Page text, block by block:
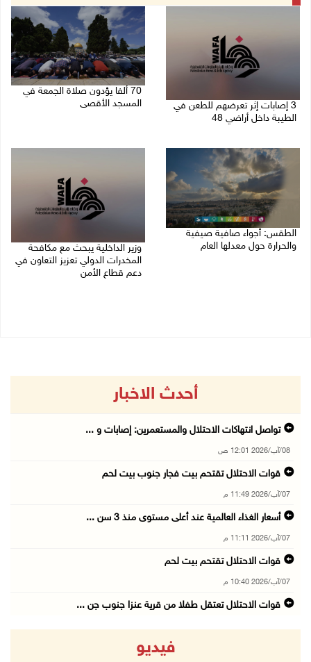
3 إصابات إثر تعرضهم للطعن في
الطيبة داخل أراضي 48
70 ألفا يؤدون صلاة الجمعة في
المسجد الأقصى
الطقس: أجواء صافية صيفية
والحرارة حول معدلها العام
وزير الداخلية يبحث مع مكافحة
المخدرات الدولي تعزيز التعاون في
دعم قطاع الأمن
أحدث الاخبار
تواصل انتهاكات الاحتلال والمستعمرين: إصابات و ...
08/آب/2026 12:01 ص
قوات الاحتلال تقتحم بيت فجار جنوب بيت لحم
07/آب/2026 11:49 م
أسعار الغذاء العالمية عند أعلى مستوى منذ 3 سن ...
07/آب/2026 11:11 م
قوات الاحتلال تقتحم بيت لحم
07/آب/2026 10:40 م
قوات الاحتلال تعتقل طفلا من قرية عنزا جنوب جن ...
قوات الاحتلال تغلق مداخل يعبد جنوب غرب جنين
فيديو